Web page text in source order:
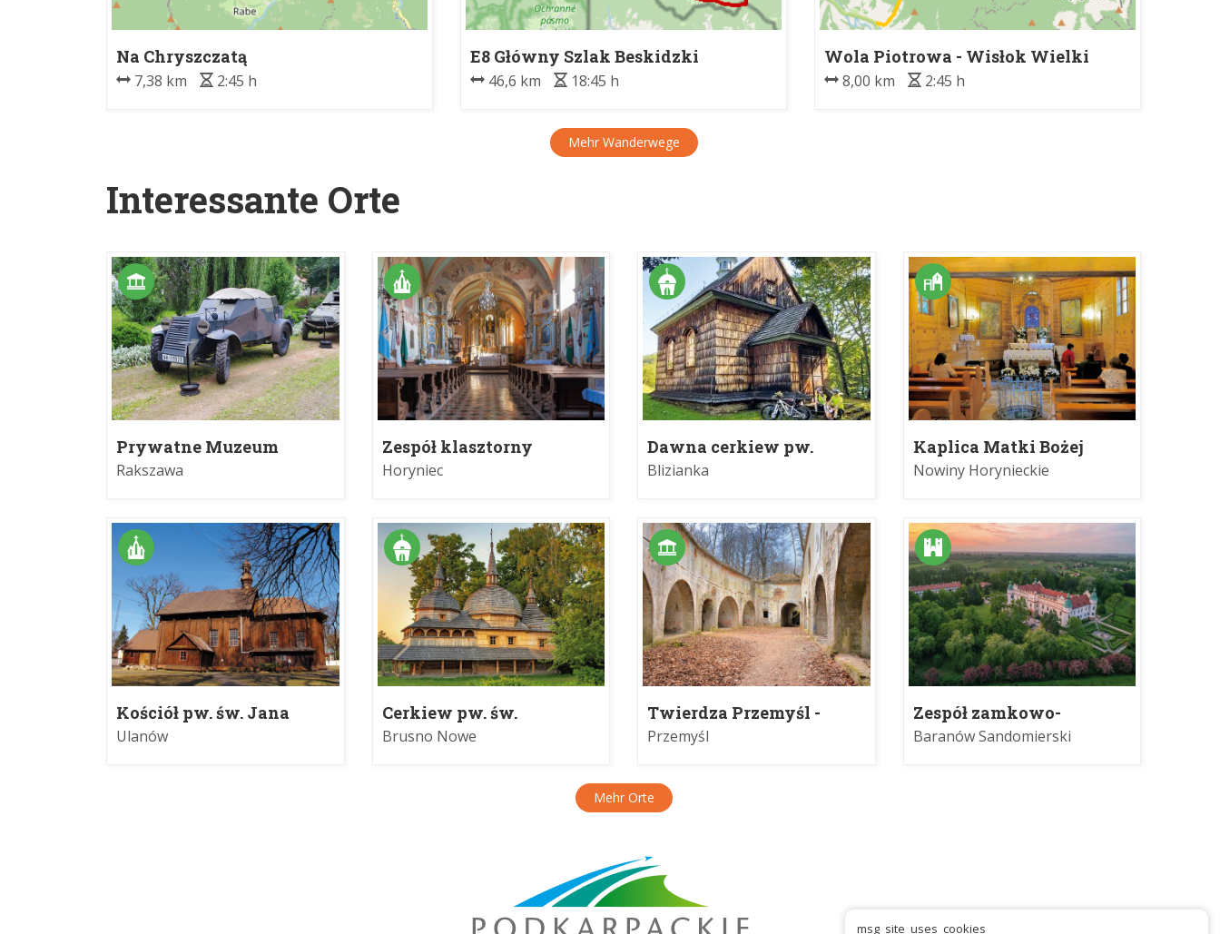
Na Chryszczatą
7,38 km 2:45 h
E8 Główny Szlak Beskidzki
46,6 km 18:45 h
Wola Piotrowa - Wisłok Wielki
8,00 km 2:45 h
Mehr Wanderwege
Interessante Orte
Prywatne Muzeum
Pojazdów Militarnych i
Zabytkowych
Rakszawa
Zespół klasztorny
Franciszkanów
Horyniec
Dawna cerkiew pw.
Zaśnięcia Bogurodzicy
Blizianka
Kaplica Matki Bożej
Nowiny Horynieckie
Kościół pw. św. Jana
Chrzciciela i św. Barbary
Ulanów
Cerkiew pw. św.
Paraskewy
Brusno Nowe
Twierdza Przemyśl -
muzeum
Przemyśl
Zespół zamkowo-
parkowy
Baranów Sandomierski
Mehr Orte
msg_site_uses_cookies